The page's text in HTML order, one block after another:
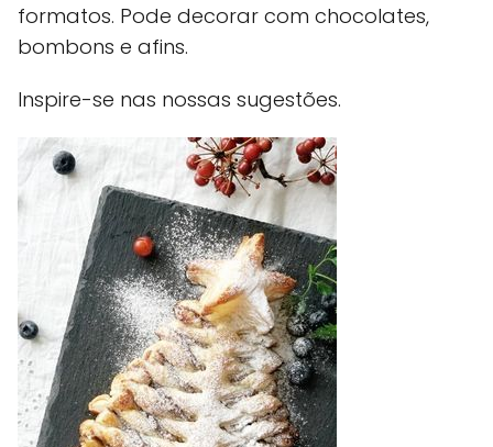
formatos. Pode decorar com chocolates,
bombons e afins.
Inspire-se nas nossas sugestões.